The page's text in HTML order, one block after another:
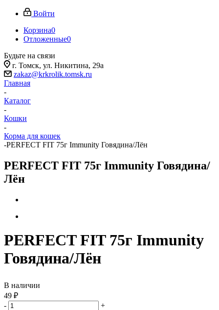
Войти
Корзина0
Отложенные0
Будьте на связи
г. Томск, ​ул. Никитина, 29а
zakaz@krkrolik.tomsk.ru
Главная
-
Каталог
-
Кошки
-
Корма для кошек
-PERFECT FIT 75г Immunity Говядина/Лён
PERFECT FIT 75г Immunity Говядина/
Лён
PERFECT FIT 75г Immunity
Говядина/Лён
В наличии
49 ₽
-
+